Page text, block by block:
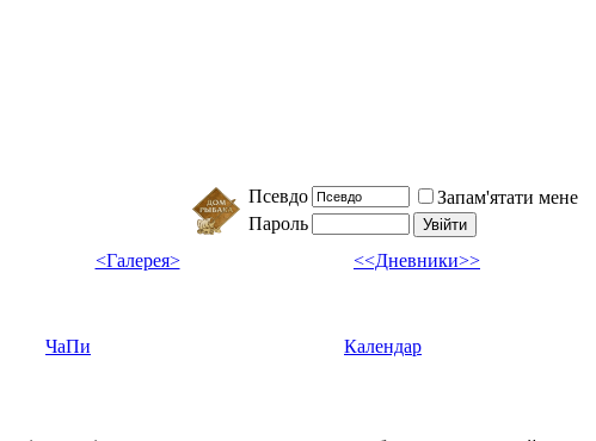
Псевдо
Запам'ятати мене
Пароль
<Галерея> <<Дневники>>
ЧаПи Календар